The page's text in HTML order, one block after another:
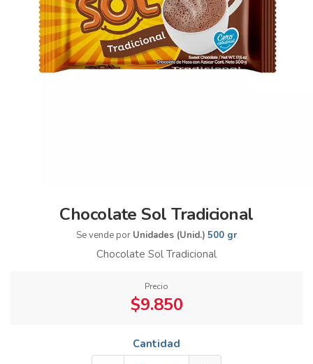
Chocolate Sol Tradicional
Se vende por Unidades (Unid.) 500 gr
Chocolate Sol Tradicional
Precio
$9.850
Cantidad